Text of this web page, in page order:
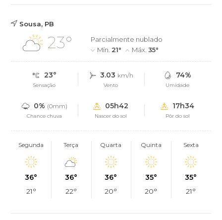
Sousa, PB
23°
Parcialmente nublado
Mín. 21° Máx.35°
23°
Sensação
3.03 km/h
Vento
74%
Umidade
0% (0mm)
Chance chuva
05h42
Nascer do sol
17h34
Pôr do sol
Segunda
36°
21°
Terça
36°
22°
Quarta
36°
20°
Quinta
35°
20°
Sexta
35°
21°